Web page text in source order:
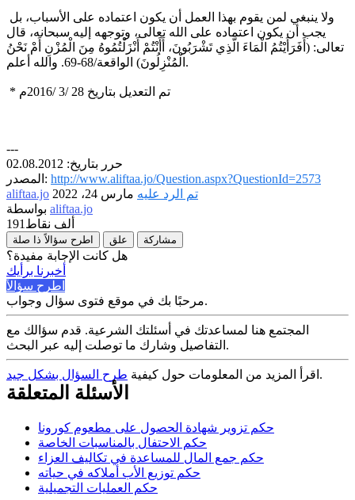
يجب أن يكون اعتماده على الله تعالى، وتوجهه إليه سبحانه، قال
تعالى: (أَفَرَأَيْتُمُ الْمَاءَ الَّذِي تَشْرَبُونَ، أَأَنْتُمْ أَنْزَلْتُمُوهُ مِنَ الْمُزْنِ أَمْ نَحْنُ
الْمُنْزِلُونَ) الواقعة/68-69. والله أعلم.
* تم التعديل بتاريخ 28 /3 /2016م
---
حرر بتاريخ: 02.08.2012
المصدر: http://www.aliftaa.jo/Question.aspx?QuestionId=2573
aliftaa.jo
تم الرد عليه مارس 24، 2022
aliftaa.jo
191ألف نقاط
اطرح سؤالاً ذا صلة علق مشاركة
هل كانت الإجابة مفيدة؟
أخبرنا برأيك
اطرح سؤالاً
مرحبًا بك في موقع فتوى سؤال وجواب.
المجتمع هنا لمساعدتك في أسئلتك الشرعية. قدم سؤالك مع
التفاصيل وشارك ما توصلت إليه عبر البحث.
اقرأ المزيد من المعلومات حول كيفية طرح السؤال بشكل جيد .
الأسئلة المتعلقة
حكم تزوير شهادة الحصول على مطعوم كورونا
حكم الاحتفال بالمناسبات الخاصة
حكم جمع المال للمساعدة في تكاليف العزاء
حكم توزيع الأب أملاكه في حياته
حكم العمليات التجميلية